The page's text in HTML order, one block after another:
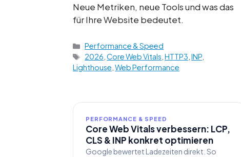
Neue Metriken, neue Tools und was das
für Ihre Website bedeutet.
Kategorien
Performance & Speed
Schlagwörter
2026 ,Core Web Vitals ,HTTP3 ,INP
Lighthouse Web Performance
PERFORMANCE & SPEED
Core Web Vitals verbessern: LCP,
CLS & INP konkret optimieren
Google bewertet Ladezeiten direkt. So